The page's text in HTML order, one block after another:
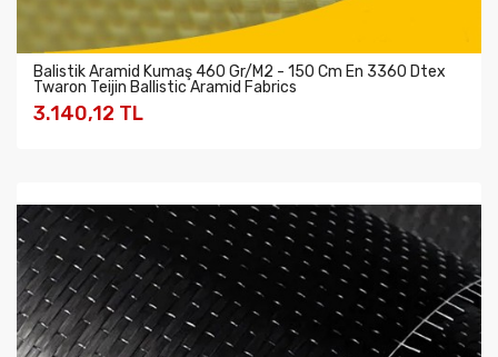
Balistik Aramid Kumaş 460 Gr/m2 - 150 Cm En 3360 Dtex
Twaron Teijin Ballistic Aramid Fabrics
3.140,12 TL